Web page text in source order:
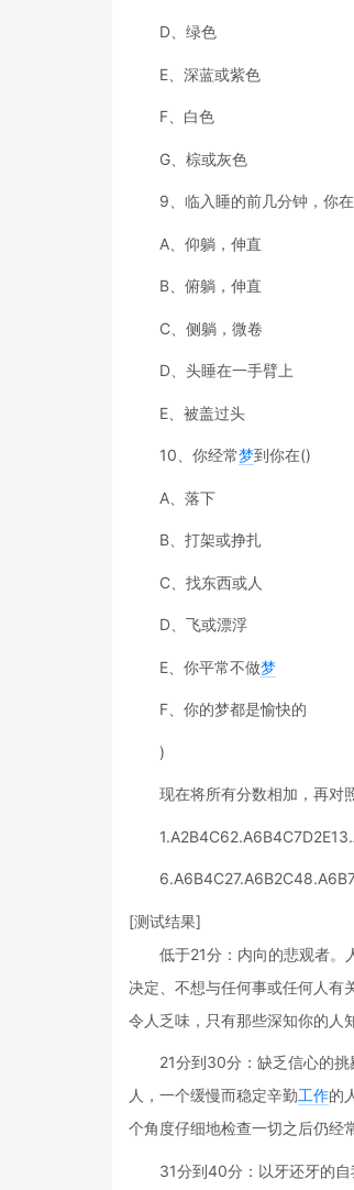
D、绿色
E、深蓝或紫色
F、白色
G、棕或灰色
9、临入睡的前几分钟，你
A、仰躺，伸直
B、俯躺，伸直
C、侧躺，微卷
D、头睡在一手臂上
E、被盖过头
10、你经常梦到你在()
A、落下
B、打架或挣扎
C、找东西或人
D、飞或漂浮
E、你平常不做梦
F、你的梦都是愉快的
)
现在将所有分数相加，再对
[测试结果]
低于21分：内向的悲观者。
决定、不想与任何事或任何人有
令人乏味，只有那些深知你的人
21分到30分：缺乏信心的
人，一个缓慢而稳定辛勤工作的
个角度仔细地检查一切之后仍经
31分到40分：以牙还牙的